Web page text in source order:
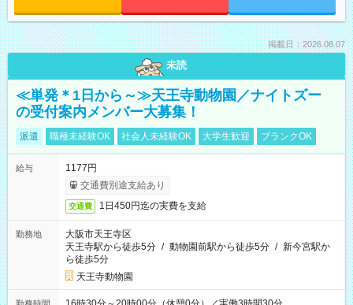
掲載日：2026.08.07
未読
≪単発＊1日から～≫天王寺動物園／ナイトズー
の受付案内メンバー大募集！
派遣 職種未経験OK 社会人未経験OK 大学生歓迎 ブランクOK
給与
1177円
交通費別途支給あり
交通費 1日450円迄の実費を支給
勤務地
大阪市天王寺区
天王寺駅から徒歩5分 / 動物園前駅から徒歩5分 / 新今宮駅か
ら徒歩5分
天王寺動物園